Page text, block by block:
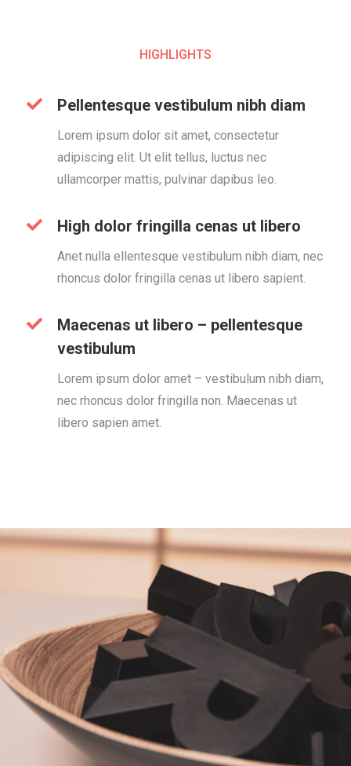
HIGHLIGHTS
Pellentesque vestibulum nibh diam
Lorem ipsum dolor sit amet, consectetur
adipiscing elit. Ut elit tellus, luctus nec
ullamcorper mattis, pulvinar dapibus leo.
High dolor fringilla cenas ut libero
Anet nulla ellentesque vestibulum nibh diam, nec
rhoncus dolor fringilla cenas ut libero sapient.
Maecenas ut libero – pellentesque
vestibulum
Lorem ipsum dolor amet – vestibulum nibh diam,
nec rhoncus dolor fringilla non. Maecenas ut
libero sapien amet.